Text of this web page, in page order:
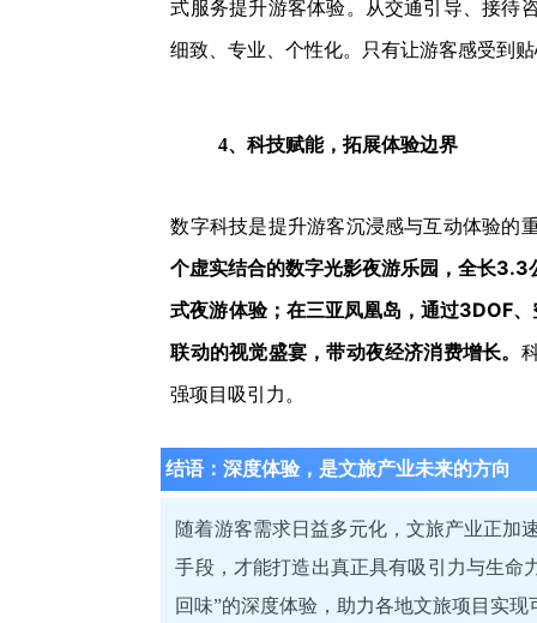
式服务提升游客体验。从交通引导、接待
细致、专业、个性化。只有让游客感受到
4、科技赋能，拓展体验边界
数字科技是提升游客沉浸感与互动体验的
个虚实结合的数字光影夜游乐园，全长
式夜游体验；在三亚凤凰岛，通过3DOF
联动的视觉盛宴，带动夜经济消费增长。
强项目吸引力。
结语：深度体验，是文旅产业未来的方向
随着游客需求日益多元化，文旅产业正加
手段，才能打造出真正具有吸引力与生命
回味”的深度体验，助力各地文旅项目实现